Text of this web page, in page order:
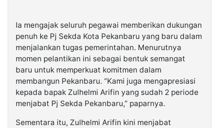
Ia mengajak seluruh pegawai memberikan dukungan
penuh ke Pj Sekda Kota Pekanbaru yang baru dalam
menjalankan tugas pemerintahan. Menurutnya
momen pelantikan ini sebagai bentuk semangat
baru untuk memperkuat komitmen dalam
membangun Pekanbaru. “Kami juga mengapresiasi
kepada bapak Zulhelmi Arifin yang sudah 2 periode
menjabat Pj Sekda Pekanbaru,” paparnya.
Sementara itu, Zulhelmi Arifin kini menjabat